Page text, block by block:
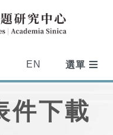
EN
件下載